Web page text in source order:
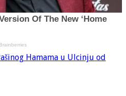
Hamama u Ulcinju od